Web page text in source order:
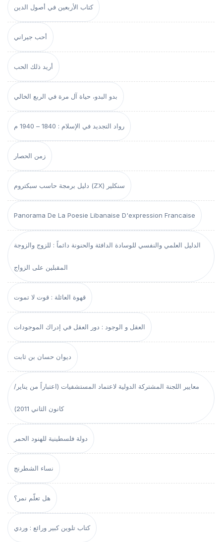
كتاب الأربعين في أصول الدين
أحب جيراني
أريد ذلك الحب
بدو البدو، حياة آل مرة في الربع الخالي
رواد التجديد في الإسلام : 1840 – 1940 م
زمن الحصار
دليل برمجة حاسب سبكتروم (ZX) سنكلير
Panorama De La Poesie Libanaise D'expression Francaise
الدليل العلمي والنفسي للوسادة الدافئة والحنونة دائماً : للزوج والزوجة
المقبلين على الزواج
قهوة العائلة : قوت لا تموت
العقل و الوجود : دور العقل في إدراك الموجودات
ديوان حسان بن ثابت
معايير اللجنة المشتركة الدولية لاعتماد المستشفيات (اعتباراً من يناير/
كانون الثاني 2011)
دولة فلسطينية للهنود الحمر
نساء الشطرنج
هل تعلّم نمر؟
كتاب تلوين كبير ورائع : وردي